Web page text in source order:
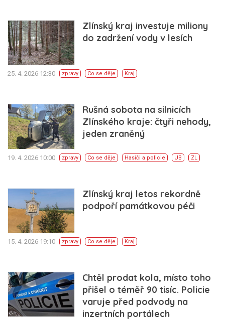
Zlínský kraj investuje miliony
do zadržení vody v lesích
25. 4. 2026 12:30 zpravy Co se děje Kraj
Rušná sobota na silnicích
Zlínského kraje: čtyři nehody,
jeden zraněný
19. 4. 2026 10:00 zpravy Co se děje Hasiči a policie UB ZL
Zlínský kraj letos rekordně
podpoří památkovou péči
15. 4. 2026 19:10 zpravy Co se děje Kraj
Chtěl prodat kola, místo toho
přišel o téměř 90 tisíc. Policie
varuje před podvody na
inzertních portálech